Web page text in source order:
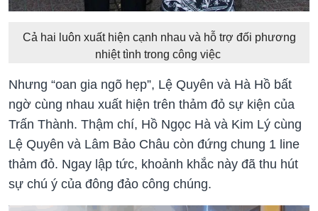
Cả hai luôn xuất hiện cạnh nhau và hỗ trợ đối phương
nhiệt tình trong công việc
Nhưng “oan gia ngõ hẹp”, Lệ Quyên và Hà Hồ bất
ngờ cùng nhau xuất hiện trên thảm đỏ sự kiện của
Trấn Thành. Thậm chí, Hồ Ngọc Hà và Kim Lý cùng
Lệ Quyên và Lâm Bảo Châu còn đứng chung 1 line
thảm đỏ. Ngay lập tức, khoảnh khắc này đã thu hút
sự chú ý của đông đảo công chúng.